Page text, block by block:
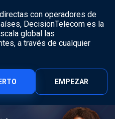
con operadores de
DecisionTelecom es la
global las
a través de cualquier
EMPEZAR